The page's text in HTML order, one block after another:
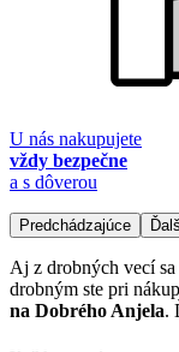
U nás nakupujete
vždy bezpečne
a s dôverou
Predchádzajúce
Aj z drobných vecí
drobným ste pri
na Dobrého Anjela.